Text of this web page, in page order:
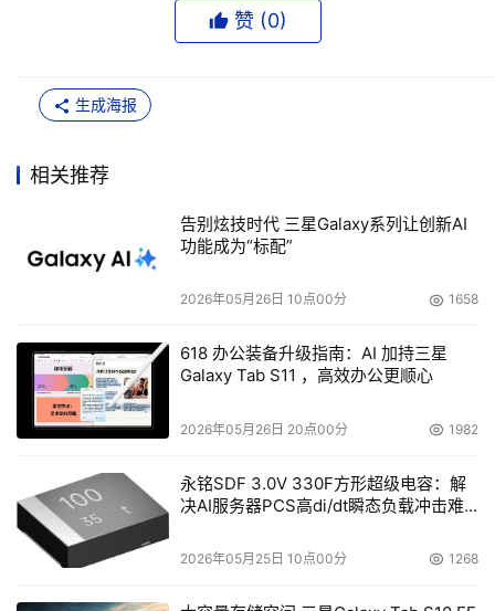
三款新的戴尔第十代服务器，此次戴尔的全新刀片服务器只
戴尔公司大中华区企业产品市场总监Milind Yedkar表
的工作，从而更好地运行IT。充分体现了戴尔简化IT策略的
器能够为客户带来高密度计算能力的同时，提供低能耗、高
灵活性以及便捷的管理，从而使他们能够将更多的时间和资
源用于业务的创新。"
此次第十代服务器产品中的主力产品：戴尔PowerEdge
R900服务器
戴尔全新一代服务器产品不仅为客户带来了业内最先进的技
术，同时也能够满足各类型客户的需求。戴尔PowerEdge
R900完全针对关键性企业级数据库及应用程序而设计，凭
赞 (0)
生成海报
相关推荐
告别炫技时代 三星Galaxy系列让创新AI
功能成为“标配”
2026年05月26日 10点00分 1658
618 办公装备升级指南：AI 加持三星
Galaxy Tab S11 ，高效办公更顺心
2026年05月26日 20点00分 1982
永铭SDF 3.0V 330F方形超级电容：解
决AI服务器PCS高di/dt瞬态负载冲击难
2026年05月25日 10点00分 1268